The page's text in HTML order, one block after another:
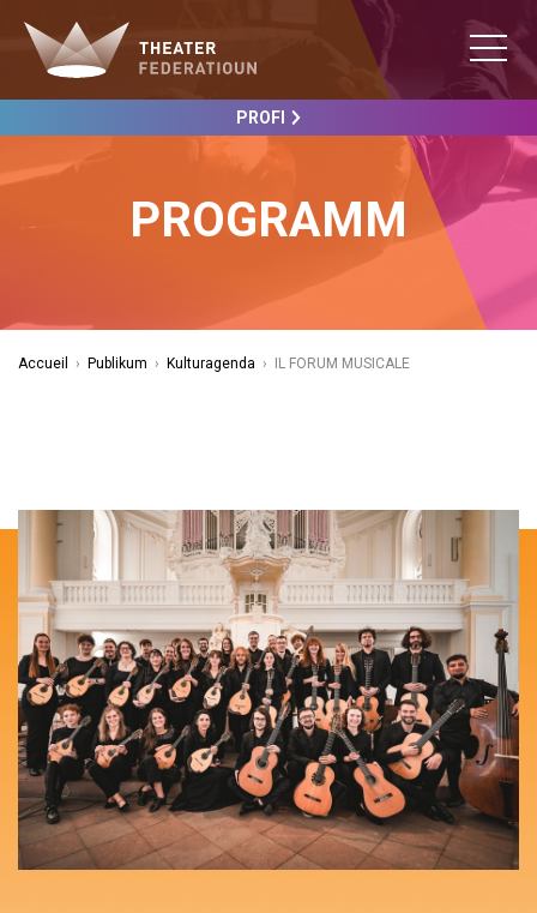
PROFI
PROGRAMM
Accueil › Publikum › Kulturagenda › IL FORUM MUSICALE